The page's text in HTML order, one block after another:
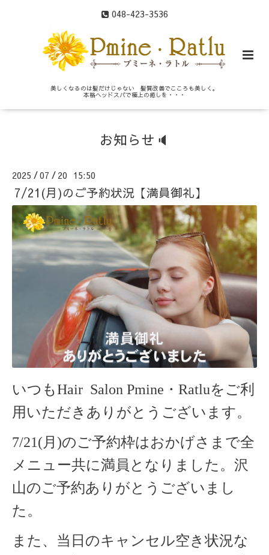
048-423-3536
美しくなるのは髪だけじゃない 髪質改善でこころも美しく。
本格ヘッドスパで極上の癒しを・・・
お知らせ🔈
2025 /07 / 20 15:50
7/21(月)のご予約状況【満員御礼】
いつもHair Salon Pmine・Ratluをご利
用いただきありがとうございます。
7/21(月)のご予約枠はおかげさまで全
メニュー共に満員となりました。沢
山のご予約ありがとうございまし
た。
また、当日のキャンセル空き状況な